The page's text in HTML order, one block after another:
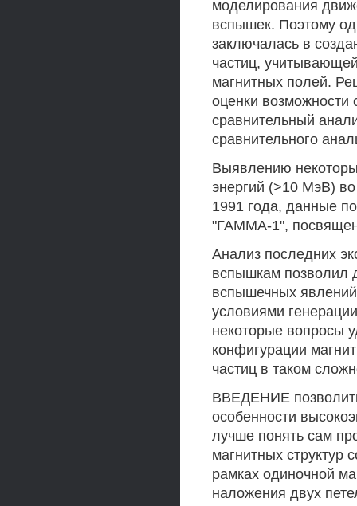
моделирования
вспышек. Поэтому
заключалась в
частиц,
магнитных полей.
оценки
сравнительный
сравнительного
Выявлению
энергий (>10 МэВ)
1991 года, данные
"ГАММА-1",
Анализ последних
вспышкам позволил
вспышечных
условиями
некоторые вопросы
конфигурации
частиц в таком
ВВЕДЕНИЕ
особенности
лучше понять сам
магнитных структур
рамках одиночной
наложения двух